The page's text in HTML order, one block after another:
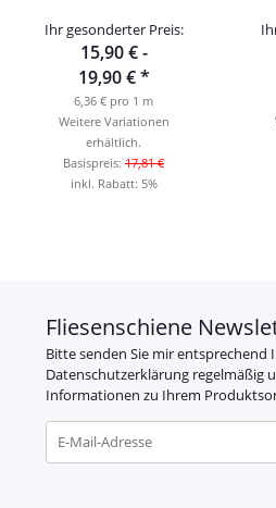
250cm
Ihr gesonderter Preis:
15,90 € -
19,90 €*
6,36 € pro 1 m
Weitere Variationen
erhältlich.
Basispreis: 17,81 €
inkl. Rabatt: 5%
Fliesenschiene
Bitte senden Sie mir entsprechend
Datenschutzerklärung regelmäßig
Informationen zu Ihrem